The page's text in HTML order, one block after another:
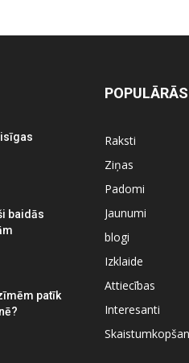
baidās
patīk
Raksti
Ziņas
Padomi
Jaunumi
blogi
Izklaide
Attiecības
Interesanti